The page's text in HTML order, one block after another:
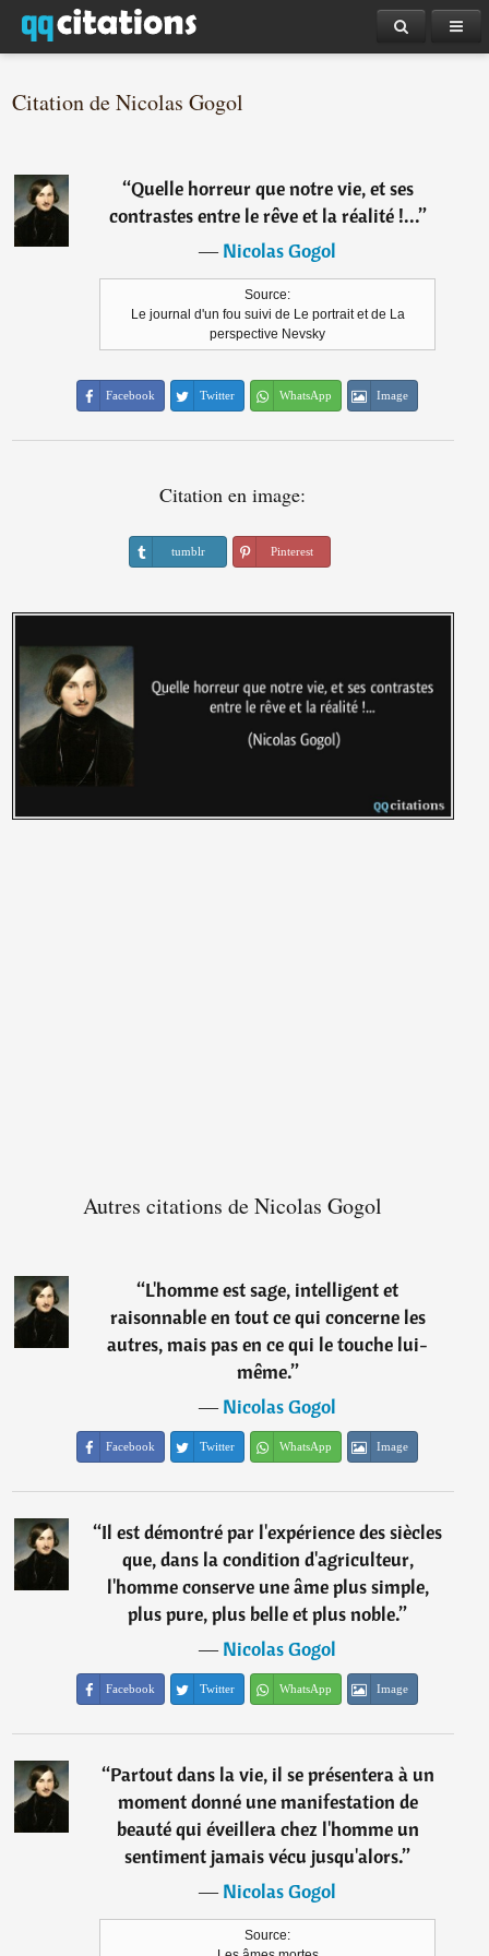
Citation de Nicolas Gogol
“Quelle horreur que notre vie, et ses
contrastes entre le rêve et la réalité !...”
―Nicolas Gogol
Source:
Le journal d'un fou suivi de Le portrait et de La
perspective Nevsky
Facebook Twitter WhatsApp Image
Citation en image:
tumblr Pinterest
Autres citations de Nicolas Gogol
“L'homme est sage, intelligent et
raisonnable en tout ce qui concerne les
autres, mais pas en ce qui le touche lui-
même.”
―Nicolas Gogol
Facebook Twitter WhatsApp Image
“Il est démontré par l'expérience des siècles
que, dans la condition d'agriculteur,
l'homme conserve une âme plus simple,
plus pure, plus belle et plus noble.”
―Nicolas Gogol
Facebook Twitter WhatsApp Image
“Partout dans la vie, il se présentera à un
moment donné une manifestation de
beauté qui éveillera chez l'homme un
sentiment jamais vécu jusqu'alors.”
―Nicolas Gogol
Source: